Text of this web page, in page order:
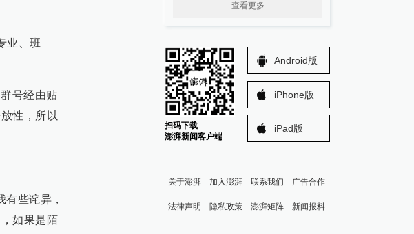
业、班
号经由贴
性，所以
些诧异，
如果是陌
查看更多
扫码下载
澎湃新闻客户端
Android版
iPhone版
iPad版
关于澎湃 加入澎湃 联系我们 广告合作
法律声明 隐私政策 澎湃矩阵 新闻报料